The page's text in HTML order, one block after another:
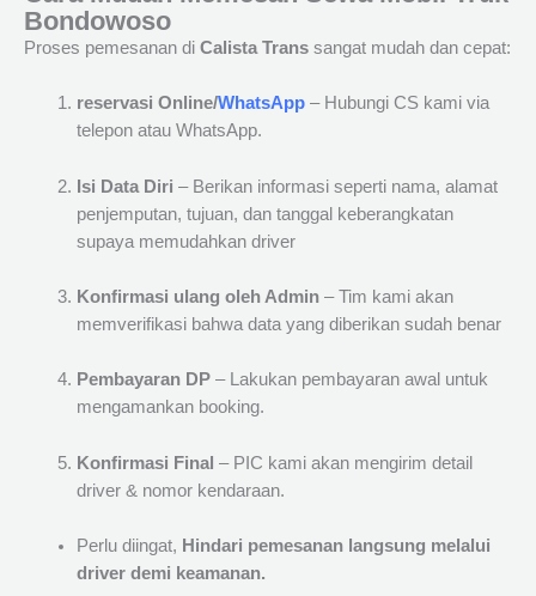
Bondowoso
Proses pemesanan di Calista Trans sangat mudah dan cepat:
reservasi Online/WhatsApp– Hubungi CS kami via
telepon atau WhatsApp.
Isi Data Diri – Berikan informasi seperti nama, alamat
penjemputan, tujuan, dan tanggal keberangkatan
supaya memudahkan driver
Konfirmasi ulang oleh Admin– Tim kami akan
memverifikasi bahwa data yang diberikan sudah benar
Pembayaran DP– Lakukan pembayaran awal untuk
mengamankan booking.
Konfirmasi Final – PIC kami akan mengirim detail
driver & nomor kendaraan.
Perlu diingat, Hindari pemesanan langsung melalui
driver demi keamanan.